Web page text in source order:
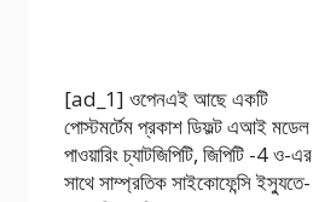
[ad_1] ওপেনএই আছে একটি
পোস্টমর্টেম প্রকাশ ডিফল্ট এআই মডেল
পাওয়ারিং চ্যাটজিপিটি, জিপিটি -4 ও-এর
সাথে সাম্প্রতিক সাইকোফেন্সি ইস্যুতে-